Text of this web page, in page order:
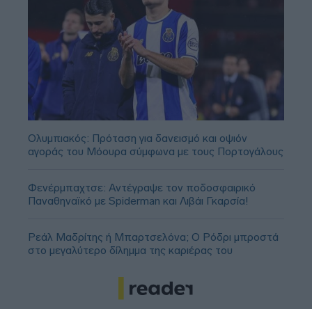
Ολυμπιακός: Πρόταση για δανεισμό και οψιόν
αγοράς του Μόουρα σύμφωνα με τους Πορτογάλους
Φενέρμπαχτσε: Αντέγραψε τον ποδοσφαιρικό
Παναθηναϊκό με Spiderman και Λιβάι Γκαρσία!
Ρεάλ Μαδρίτης ή Μπαρτσελόνα; Ο Ρόδρι μπροστά
στο μεγαλύτερο δίλημμα της καριέρας του